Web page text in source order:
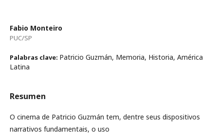
Fabio Monteiro
PUC/SP
Palabras clave: Patricio Guzmán, Memoria, Historia, América
Latina
Resumen
O cinema de Patricio Guzmán tem, dentre seus dispositivos
narrativos fundamentais, o uso